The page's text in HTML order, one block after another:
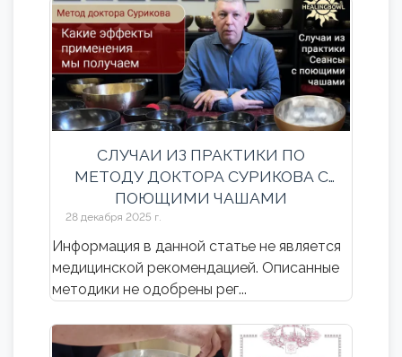
СЛУЧАИ ИЗ ПРАКТИКИ ПО
МЕТОДУ ДОКТОРА СУРИКОВА С
ПОЮЩИМИ ЧАШАМИ
HEALINGBOWL®
28 декабря 2025 г.
Информация в данной статье не является
медицинской рекомендацией. Описанные
методики не одобрены рег...